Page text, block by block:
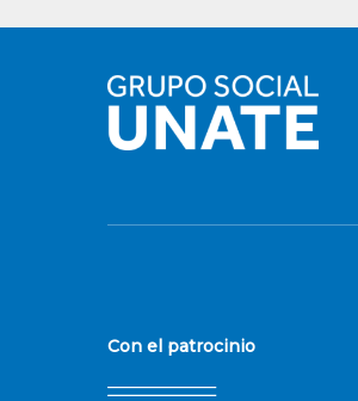
Con el patrocinio